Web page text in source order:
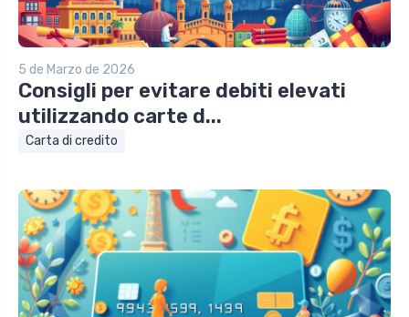
5 de Marzo de 2026
Consigli per evitare debiti elevati
utilizzando carte d...
Carta di credito